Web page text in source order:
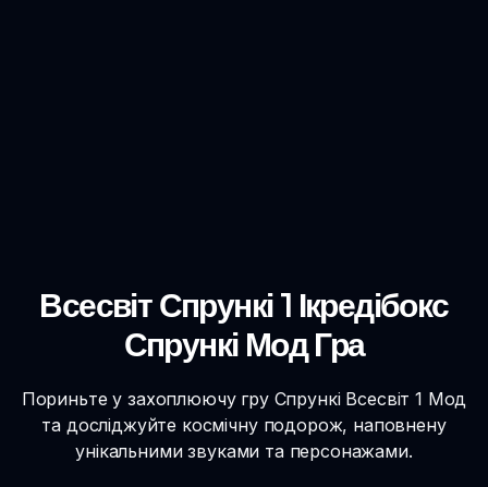
Всесвіт Спрункі 1 Ікредібокс
Спрункі Мод Гра
Пориньте у захоплюючу гру Спрункі Всесвіт 1 Мод
та досліджуйте космічну подорож, наповнену
унікальними звуками та персонажами.